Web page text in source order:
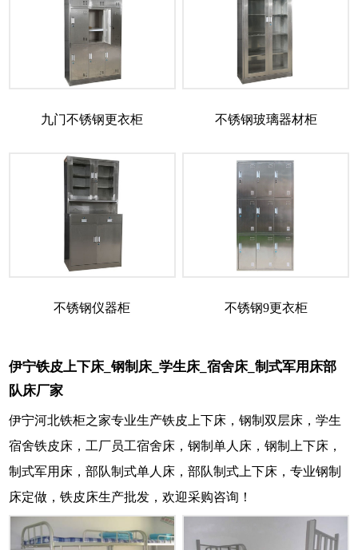
九门不锈钢更衣柜 不锈钢玻璃器材柜
不锈钢仪器柜 不锈钢9更衣柜
伊宁铁皮上下床_钢制床_学生床_宿舍床_制式军用床部
队床厂家
伊宁河北铁柜之家专业生产铁皮上下床，钢制双层床，学生
宿舍铁皮床，工厂员工宿舍床，钢制单人床，钢制上下床，
制式军用床，部队制式单人床，部队制式上下床，专业钢制
床定做，铁皮床生产批发，欢迎采购咨询！